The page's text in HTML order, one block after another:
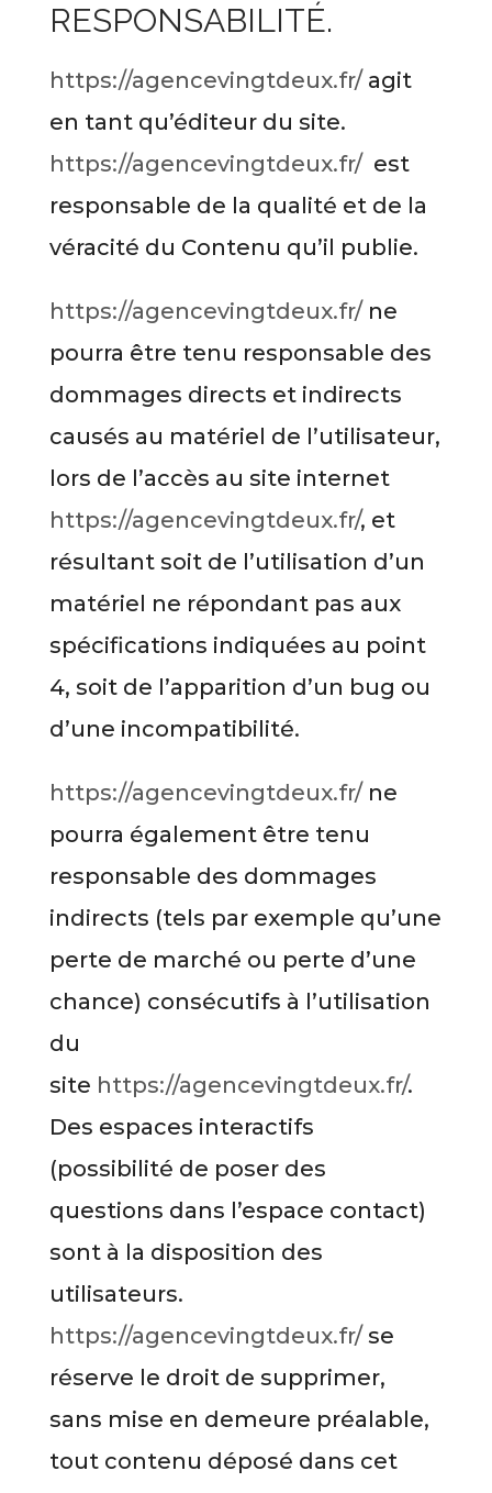
RESPONSABILITÉ.
https://agencevingtdeux.fr/agit
en tant qu’éditeur du site.
https://agencevingtdeux.fr/est
responsable de la qualité et de la
véracité du Contenu qu’il publie.
https://agencevingtdeux.fr/ne
pourra être tenu responsable des
dommages directs et indirects
causés au matériel de l’utilisateur,
lors de l’accès au site internet
https://agencevingtdeux.fr/, et
résultant soit de l’utilisation d’un
matériel ne répondant pas aux
spécifications indiquées au point
4, soit de l’apparition d’un bug ou
d’une incompatibilité.
https://agencevingtdeux.fr/ne
pourra également être tenu
responsable des dommages
indirects (tels par exemple qu’une
perte de marché ou perte d’une
chance) consécutifs à l’utilisation
du
site https://agencevingtdeux.fr/.
Des espaces interactifs
(possibilité de poser des
questions dans l’espace contact)
sont à la disposition des
utilisateurs.
https://agencevingtdeux.fr/se
réserve le droit de supprimer,
sans mise en demeure préalable,
tout contenu déposé dans cet